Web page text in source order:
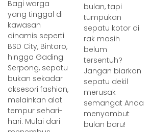
Bagi warga
yang tinggal di
kawasan
dinamis seperti
BSD City, Bintaro,
hingga Gading
Serpong, sepatu
bukan sekadar
aksesori fashion,
melainkan alat
tempur sehari-
hari. Mulai dari
bulan, tapi
tumpukan
sepatu kotor di
rak masih
belum
tersentuh?
Jangan biarkan
sepatu dekil
merusak
semangat Anda
menyambut
bulan baru!